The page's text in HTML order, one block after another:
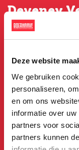
Deze website
We gebruiken
personaliseren,
en om ons
informatie over
partners voor
partners kunnen
Deveney
20 jaar oud
info die ik moest
Lees verder
Bekijk alle